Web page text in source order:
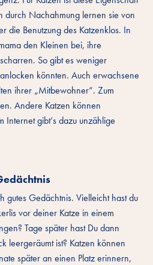
durch Nachahmung lernen sie von
die Benutzung des Katzenklos. In
den Kleinen bei, ihre
So gibt es weniger
könnten. Auch erwachsene
ihrer „Mitbewohner“. Zum
Andere Katzen können
gibt‘s dazu unzählige
gutes Gedächtnis. Vielleicht hast du
vor deiner Katze in einem
Tage später hast Du dann
leergeräumt ist? Katzen können
später an einen Platz erinnern,